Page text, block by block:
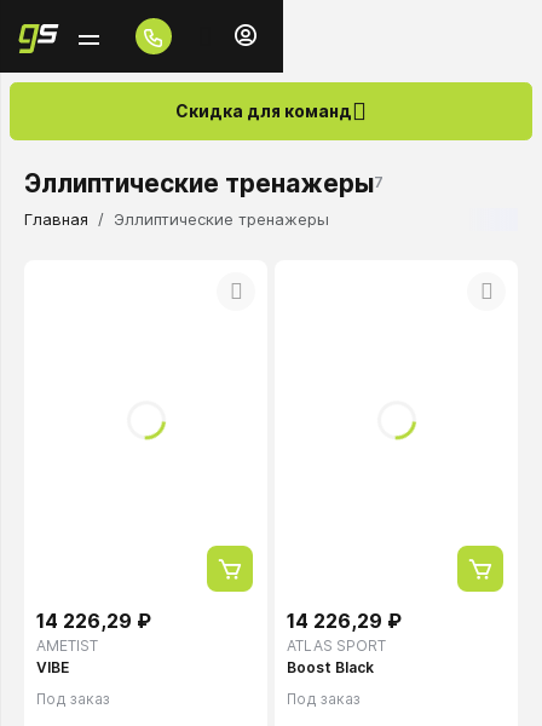
Скидка для команд
Эллиптические тренажеры7
Главная Эллиптические тренажеры
AMETIST
14 226,29 ₽
VIBE
Под заказ
ATLAS SPORT
14 226,29 ₽
Boost Black
Под заказ